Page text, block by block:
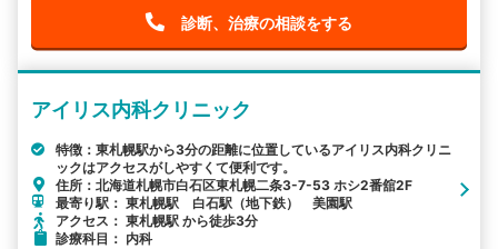
診断、治療の相談をする
アイリス内科クリニック
特徴：東札幌駅から3分の距離に位置しているアイリス内科クリニ
ックはアクセスがしやすくて便利です。
住所：北海道札幌市白石区東札幌二条3-7-53 ホシ2番舘2F
最寄り駅： 東札幌駅 白石駅（地下鉄） 美園駅
アクセス： 東札幌駅 から徒歩3分
診療科目： 内科